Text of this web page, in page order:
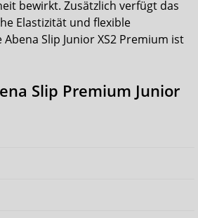
bewirkt. Zusätzlich verfügt das
Elastizität und flexible
Slip Junior XS2 Premium ist
Slip Premium Junior